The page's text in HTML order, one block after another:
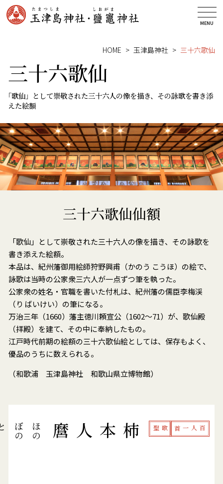
MENU
玉津島神社
御祈祷
授与品
神前結婚式
お知らせ
みどころ
アクセス
HOME 玉津島神社 三十六歌仙
三十六歌仙
「歌仙」として崇敬された三十六人の像を描き、その詠歌を書き添
えた絵額
三十六歌仙仙額
「歌仙」として崇敬された三十六人の像を描き、その詠歌を
書き添えた絵額。
本品は、紀州藩御用絵師狩野興甫（かのう こうほ）の絵で、
詠歌は当時の公家衆三六人が一点ずつ筆を執った。
公家衆の姓名・官職を書いた付札は、紀州藩の儒臣李梅渓
（り ばいけい）の筆になる。
万治三年（1660）藩主徳川頼宣公（1602～71）が、歌仙殿
（拝殿）を建て、その中に奉納したもの。
江戸時代前期の絵額の三十六歌仙絵としては、保存もよく、
優品のうちに数えられる。
（和歌浦 玉津島神社 和歌山県立博物館）
百人一首
歌聖
柿本人麿
ほ
の
ぼ
の
と
あ
か
し